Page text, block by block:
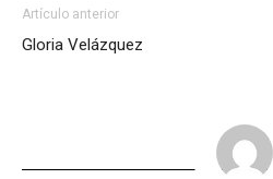
Artículo anterior
Gloria Velázquez